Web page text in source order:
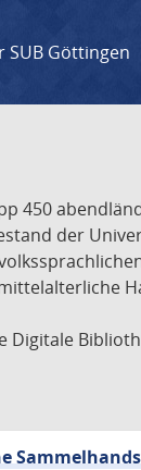
SUB Göttingen
450
der
Digitale